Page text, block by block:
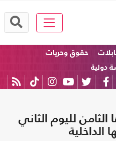
حقوق وحريات
دولية
لليوم الثاني
الداخلية